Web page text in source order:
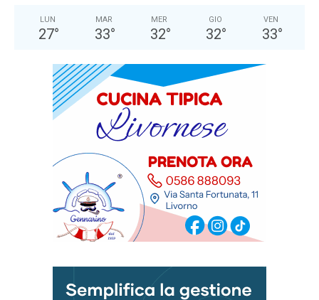
LUN
27°
MAR
33°
MER
32°
GIO
32°
VEN
33°